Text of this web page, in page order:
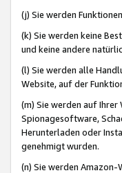
(j) Sie werden
(k) Sie werden keine
und keine andere
(l) Sie werden alle
Website, auf der
(m) Sie werden auf
Spionagesoftware,
Herunterladen oder
genehmigt wurden.
(n) Sie werden